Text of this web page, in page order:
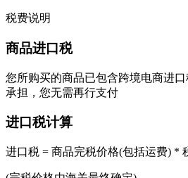
税费说明
商品进口税
您所购买的商品已包含跨境电商进
承担，您无需再行支付
进口税计算
进口税 = 商品完税价格(包括运费) *